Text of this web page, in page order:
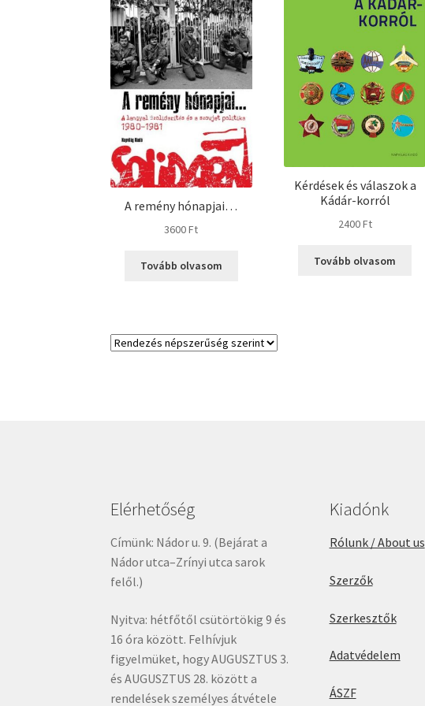
A remény hónapjai…
3600Ft
Tovább olvasom
Kérdések és válaszok a
Kádár-korról
2400Ft
Tovább olvasom
Elérhetőség
Címünk: Nádor u. 9. (Bejárat a
Nádor utca–Zrínyi utca sarok
felől.)
Nyitva: hétfőtől csütörtökig 9 és
16 óra között. Felhívjuk
figyelmüket, hogy AUGUSZTUS 3.
és AUGUSZTUS 28. között a
rendelések személyes átvétele
Kiadónk
Rólunk / About us
Szerzők
Szerkesztők
Adatvédelem
ÁSZF